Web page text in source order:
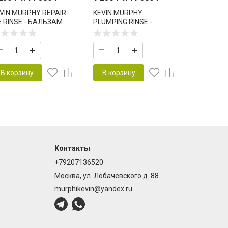
REPAIR-
- БАЛЬЗАМ
И
+
В корзину
KEVIN.MURPHY
PLUMPING.RINSE -
БАЛЬЗАМ КОНДИЦИОНЕР
ДЛЯ ОБЪЁМА И
УПЛОТНЕНИЯ ВОЛОС
– +
В корзину
Контакты
+79207136520
Москва, ул. Лобачевского д. 88
murphikevin@yandex.ru